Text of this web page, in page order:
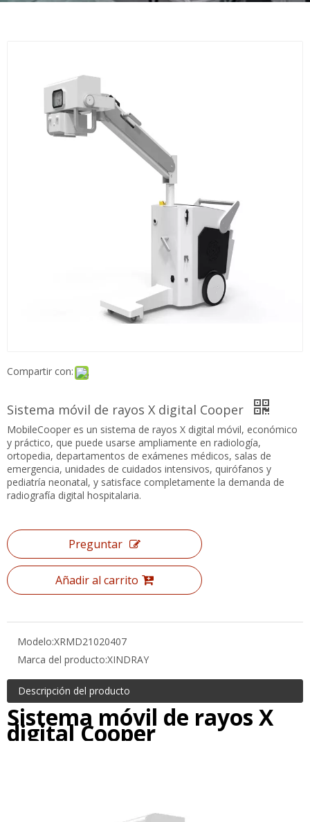
Sistema móvil de rayos X digital Cooper
económico y práctico, que puede usarse ampliamente en
radiología, ortopedia, departamentos de exámenes médicos,
salas de emergencia, unidades de cuidados intensivos,
quirófanos y pediatría neonatal, y satisface completamente la
demanda de radiografía digital hospitalaria.
Preguntar
Añadir al carrito
Modelo:XRMD21020407
Descripción del producto
Sistema móvil de rayos X
digital Cooper